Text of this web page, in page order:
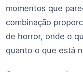
momentos que
combinação
de horror, onde o
quanto o que está